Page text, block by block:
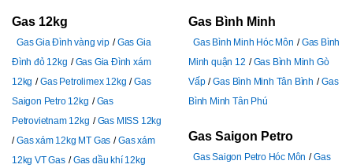
Gas 12kg
Gas Gia Đình vàng vip
Gas Gia
Đình đỏ 12kg
Gas Gia Đình xám
12kg
Gas Petrolimex 12kg
Gas
Saigon Petro 12kg
Gas
Petrovietnam 12kg
Gas MISS 12kg
Gas xám 12kg MT Gas
Gas xám
12kg VT Gas
Gas dầu khí 12kg
Gas Bình Minh
Gas Bình Minh Hóc Môn
Gas Bình
Minh quận 12
Gas Bình Minh Gò
Vấp
Gas Bình Minh Tân Bình
Gas
Bình Minh Tân Phú
Gas Saigon Petro
Gas Saigon Petro Hóc Môn
Gas